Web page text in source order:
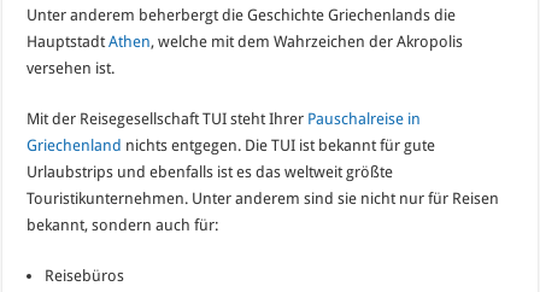
Unter anderem beherbergt die Geschichte Griechenlands die
HauptstadtAthen, welche mit dem Wahrzeichen der Akropolis
versehen ist.
Mit der Reisegesellschaft TUI steht Ihrer Pauschalreise in
Griechenland nichts entgegen. Die TUI ist bekannt für gute
Urlaubstrips und ebenfalls ist es das weltweit größte
Touristikunternehmen. Unter anderem sind sie nicht nur für Reisen
bekannt, sondern auch für:
Reisebüros